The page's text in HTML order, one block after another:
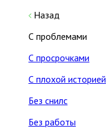
Назад
С проблемами
С просрочками
С плохой историей
Без снилс
Без работы